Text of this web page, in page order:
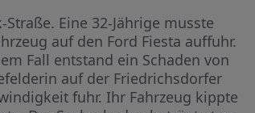
Eine 32-Jährige musste
auf den Ford Fiesta auffuhr.
Fall entstand ein Schaden von
auf der Friedrichsdorfer
fuhr. Ihr Fahrzeug kippte